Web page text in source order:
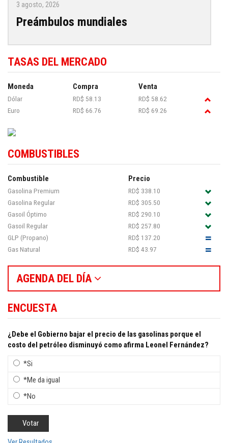
3 agosto, 2026
Preámbulos mundiales
TASAS DEL MERCADO
Moneda Compra Venta
Dólar RD$ 58.13
RD$ 58.62
Euro
RD$ 66.76 RD$ 69.26
COMBUSTIBLES
Combustible Precio
Gasolina Premium
RD$ 338.10
Gasolina Regular
RD$ 305.50
Gasoil Óptimo
RD$ 290.10
Gasoil Regular
RD$ 257.80
GLP (Propano)
RD$ 137.20
Gas Natural
RD$ 43.97
AGENDA DEL DÍA
ENCUESTA
¿Debe el Gobierno bajar el precio de las gasolinas porque el
costo del petróleo disminuyó como afirma Leonel Fernández?
*Si
*Me da igual
*No